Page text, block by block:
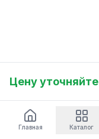
Цену уточняйте
Главная Каталог